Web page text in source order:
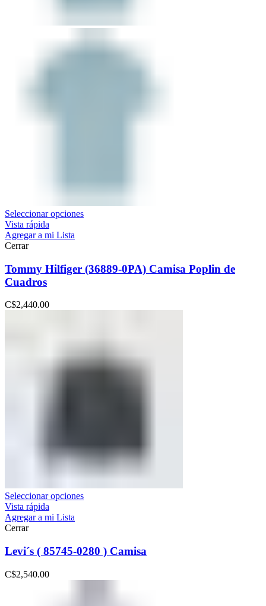
Seleccionar opciones
Vista rápida
Agregar a mi Lista
Cerrar
Tommy Hilfiger (36889-0PA) Camisa Poplin de
Cuadros
C$2,440.00
Seleccionar opciones
Vista rápida
Agregar a mi Lista
Cerrar
Levi´s ( 85745-0280 ) Camisa
C$2,540.00